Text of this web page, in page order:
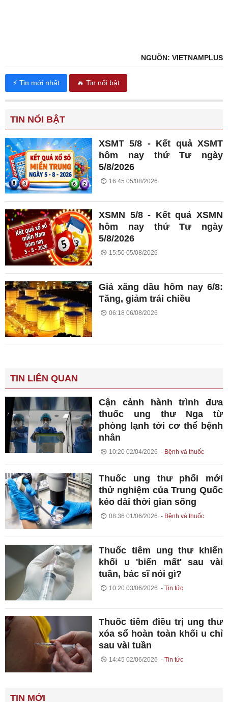
NGUỒN: VIETNAMPLUS
⚡ Tin mới nhất 🔥 Tin nổi bật
TIN NỔI BẬT
XSMT 5/8 - Kết quả XSMT
hôm nay thứ Tư ngày
5/8/2026
16:45 05/08/2026
XSMN 5/8 - Kết quả XSMN
hôm nay thứ Tư ngày
5/8/2026
15:50 05/08/2026
Giá xăng dầu hôm nay 6/8:
Tăng, giảm trái chiều
06:18 06/08/2026
TIN LIÊN QUAN
Cận cảnh hành trình đưa
thuốc ung thư Nga từ
phòng lạnh tới cơ thể bệnh
nhân
10:20 02/04/2026 Bệnh và thuốc
Thuốc ung thư phổi mới
thử nghiệm của Trung Quốc
kéo dài thời gian sống
08:36 01/06/2026 Bệnh và thuốc
Thuốc tiêm ung thư khiến
khối u 'biến mất' sau vài
tuần, bác sĩ nói gì?
10:20 03/06/2026 Tin tức
Thuốc tiêm điều trị ung thư
xóa sổ hoàn toàn khối u chỉ
sau vài tuần
14:45 02/06/2026 Tin tức
TIN MỚI